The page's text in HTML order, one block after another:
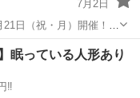
7月2日
もは体力チャレンジで
で「挑戦」
子ども
眠っている人形あり
‼️